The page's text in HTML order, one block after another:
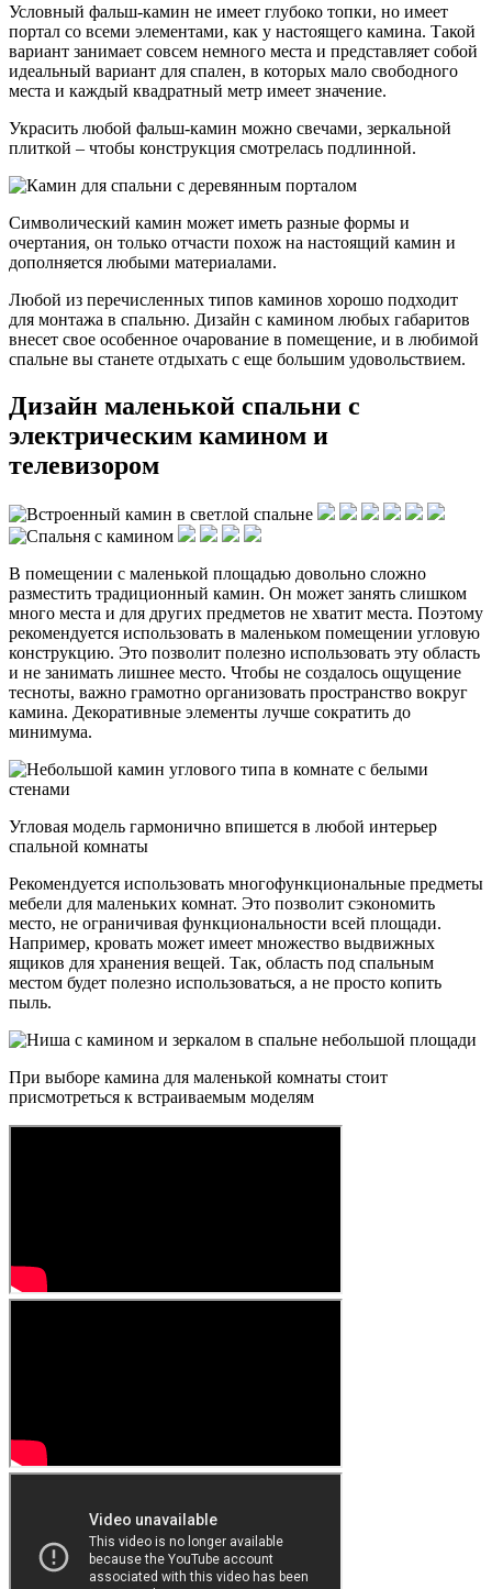
Условный фальш-камин не имеет глубоко топки, но имеет
портал со всеми элементами, как у настоящего камина. Такой
вариант занимает совсем немного места и представляет собой
идеальный вариант для спален, в которых мало свободного
места и каждый квадратный метр имеет значение.
Украсить любой фальш-камин можно свечами, зеркальной
плиткой – чтобы конструкция смотрелась подлинной.
Символический камин может иметь разные формы и
очертания, он только отчасти похож на настоящий камин и
дополняется любыми материалами.
Любой из перечисленных типов каминов хорошо подходит
для монтажа в спальню. Дизайн с камином любых габаритов
внесет свое особенное очарование в помещение, и в любимой
спальне вы станете отдыхать с еще большим удовольствием.
Дизайн маленькой спальни с
электрическим камином и
телевизором
В помещении с маленькой площадью довольно сложно
разместить традиционный камин. Он может занять слишком
много места и для других предметов не хватит места. Поэтому
рекомендуется использовать в маленьком помещении угловую
конструкцию. Это позволит полезно использовать эту область
и не занимать лишнее место. Чтобы не создалось ощущение
тесноты, важно грамотно организовать пространство вокруг
камина. Декоративные элементы лучше сократить до
минимума.
Угловая модель гармонично впишется в любой интерьер
спальной комнаты
Рекомендуется использовать многофункциональные предметы
мебели для маленьких комнат. Это позволит сэкономить
место, не ограничивая функциональности всей площади.
Например, кровать может имеет множество выдвижных
ящиков для хранения вещей. Так, область под спальным
местом будет полезно использоваться, а не просто копить
пыль.
При выборе камина для маленькой комнаты стоит
присмотреться к встраиваемым моделям